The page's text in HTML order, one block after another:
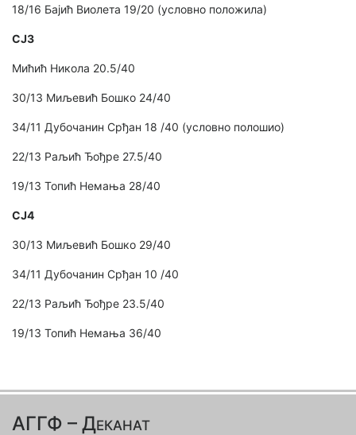
18/16 Бајић Виолета 19/20 (условно положила)
СЈ3
Мићић Никола 20.5/40
30/13 Миљевић Бошко 24/40
34/11 Дубочанин Срђан 18 /40 (условно полошио)
22/13 Раљић Ђођре 27.5/40
19/13 Топић Немања 28/40
СЈ4
30/13 Миљевић Бошко 29/40
34/11 Дубочанин Срђан 10 /40
22/13 Раљић Ђођре 23.5/40
19/13 Топић Немања 36/40
АГГФ – Деканат